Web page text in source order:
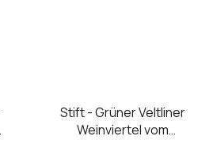
Stift - Grüner Veltliner
Weinviertel vom